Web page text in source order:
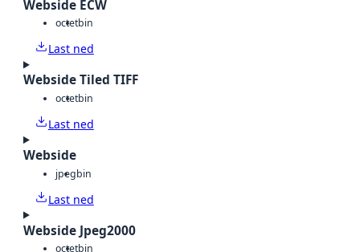
Webside ECW
octetbin
Last ned
Webside Tiled TIFF
octetbin
Last ned
Webside
jpegbin
Last ned
Webside Jpeg2000
octetbin